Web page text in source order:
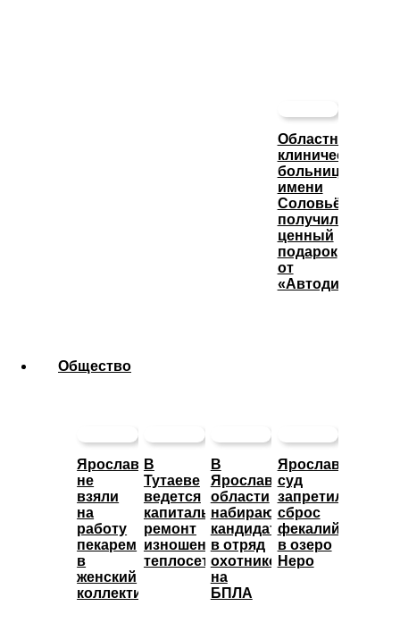
Областная
клиническая
больница
имени
Соловьёва
получила
ценный
подарок
от
«Автодизеля»
Общество
Ярославца
не
взяли
на
работу
пекарем
в
женский
коллектив
В
Тутаеве
ведется
капитальный
ремонт
изношенных
теплосетей
В
Ярославской
области
набирают
кандидатов
в отряд
охотников
на
БПЛА
Ярославский
суд
запретил
сброс
фекалий
в озеро
Неро